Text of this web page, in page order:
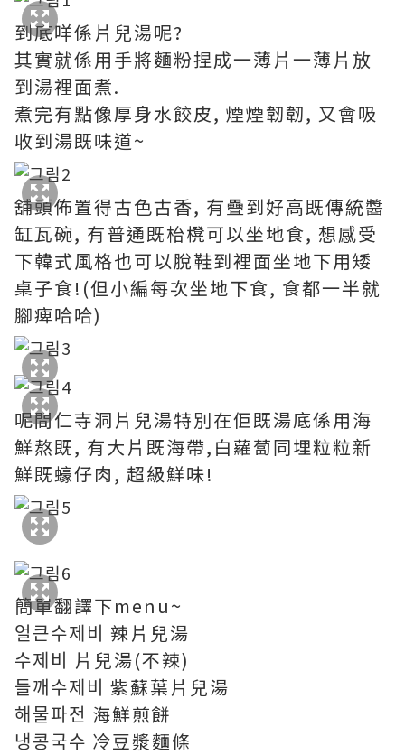
到底咩係片兒湯呢?
其實就係用手將麵粉捏成一薄片一薄片放
到湯裡面煮.
煮完有點像厚身水餃皮, 煙煙韌韌, 又會吸
收到湯既味道~
舖頭佈置得古色古香, 有疊到好高既傳統醬
缸瓦碗, 有普通既枱櫈可以坐地食, 想感受
下韓式風格也可以脫鞋到裡面坐地下用矮
桌子食!(但小編每次坐地下食, 食都一半就
腳痺哈哈)
呢間仁寺洞片兒湯特別在佢既湯底係用海
鮮熬既, 有大片既海帶,白蘿蔔同埋粒粒新
鮮既蠔仔肉, 超級鮮味!
簡單翻譯下menu~
얼큰수제비 辣片兒湯
수제비 片兒湯(不辣)
들깨수제비 紫蘇葉片兒湯
해물파전 海鮮煎餅
냉콩국수 冷豆漿麵條